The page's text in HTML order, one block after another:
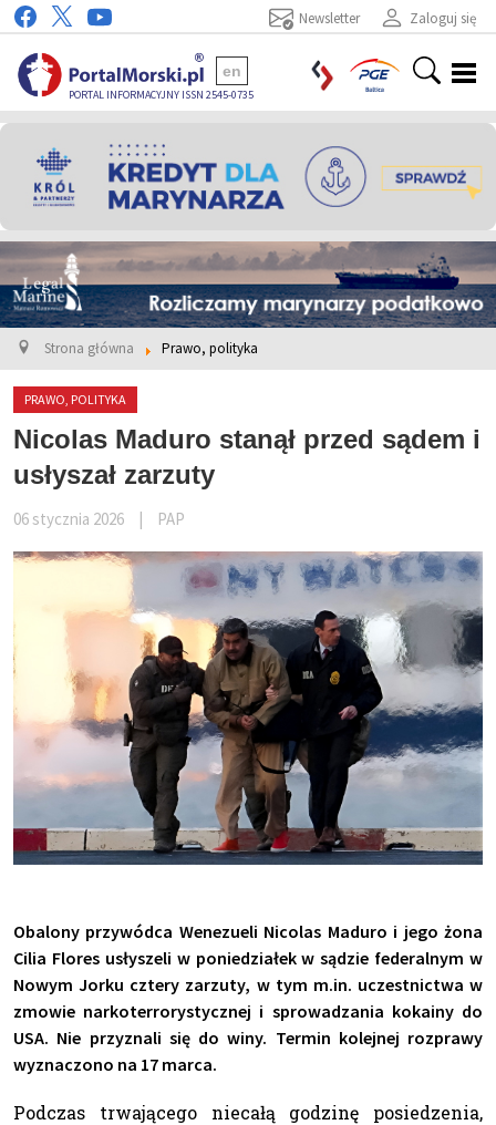
Zaloguj się
Newsletter
PORTAL INFORMACYJNY ISSN 2545-0735
en
Strona główna Prawo, polityka
PRAWO, POLITYKA
Nicolas Maduro stanął przed sądem i
usłyszał zarzuty
06 stycznia 2026 PAP
Obalony przywódca Wenezueli Nicolas Maduro i jego żona
Cilia Flores usłyszeli w poniedziałek w sądzie federalnym w
Nowym Jorku cztery zarzuty, w tym m.in. uczestnictwa w
zmowie narkoterrorystycznej i sprowadzania kokainy do
USA. Nie przyznali się do winy. Termin kolejnej rozprawy
wyznaczono na 17 marca.
Podczas trwającego niecałą godzinę posiedzenia,